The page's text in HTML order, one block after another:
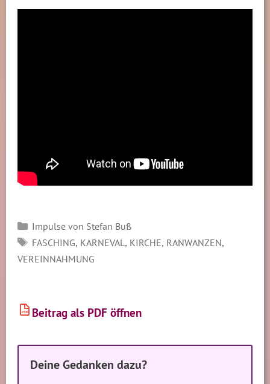
Kategorien
Impulse von Stefan Buß
SCHLAGWÖRTER
FASCHING, KARNEVAL, KIRCHE, RANWANZEN,
VEREINNAHMUNG
PDF Beitrag als PDF öffnen
Deine Gedanken dazu?